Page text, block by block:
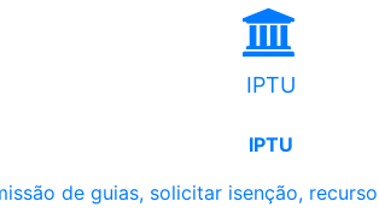
IPTU
IPTU
de guias, solicitar isenção,